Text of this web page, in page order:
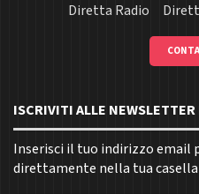
Diretta Radio
ISCRIVITI ALLE NEWSLETTER
Inserisci il tuo indirizzo email
direttamente nella tua